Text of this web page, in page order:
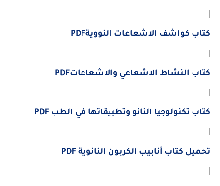
|
كتاب كواشف الاشعاعات النوويةPDF
|
كتاب النشاط الاشعاعي والاشعاعاتPDF
|
كتاب تكنولوجيا النانو وتطبيقاتها في الطب PDF
|
تحميل كتاب أنابيب الكربون النانوية PDF
|